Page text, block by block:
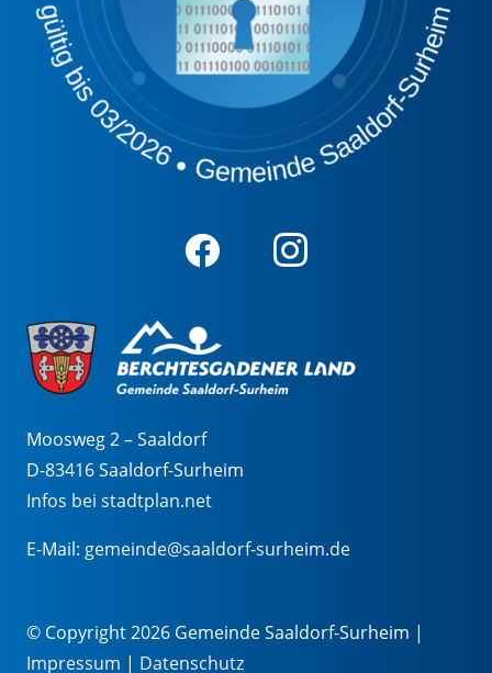
Moosweg 2 – Saaldorf
D-83416 Saaldorf-Surheim
Infos bei stadtplan.net
E-Mail: gemeinde@saaldorf-surheim.de
© Copyright 2026 Gemeinde Saaldorf-Surheim |
Impressum | Datenschutz